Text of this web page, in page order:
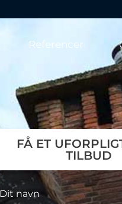
Referencer
FÅ ET
TILBUD